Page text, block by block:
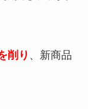
削り 、新商品